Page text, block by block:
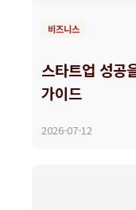
비즈니스
스타트업 성공
가이드
2026-07-12